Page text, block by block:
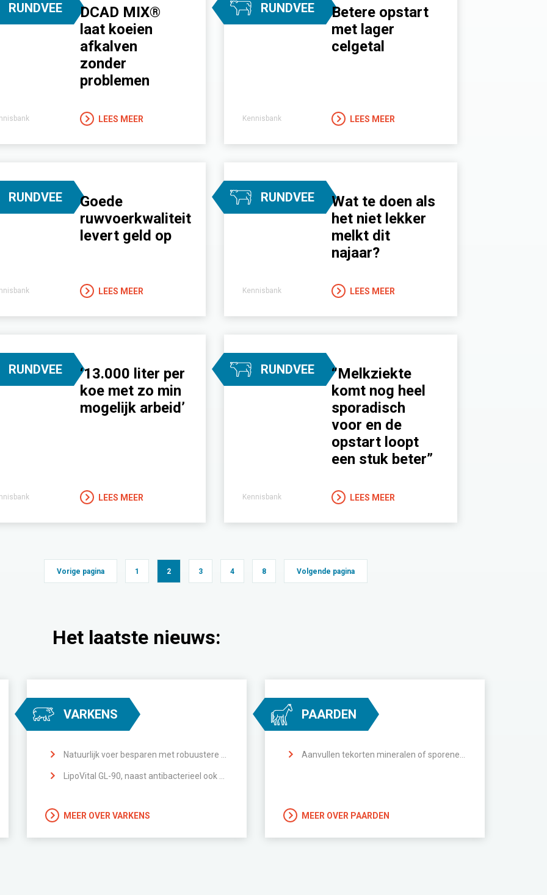
RUNDVEE
DCAD MIX®
laat koeien
afkalven
zonder
problemen
LEES MEER
RUNDVEE
Kennisbank
Betere opstart
met lager
celgetal
LEES MEER
RUNDVEE
Goede
ruwvoerkwaliteit
levert geld op
LEES MEER
RUNDVEE
Kennisbank
Wat te doen als
het niet lekker
melkt dit
najaar?
LEES MEER
RUNDVEE
‘13.000 liter per
koe met zo min
mogelijk arbeid’
LEES MEER
RUNDVEE
Kennisbank
“Melkziekte
komt nog heel
sporadisch
voor en de
opstart loopt
een stuk beter”
LEES MEER
Vorige pagina 1 2 3 4 8 Volgende pagina
Het laatste nieuws:
VARKENS
Natuurlijk voer besparen met robuustere darmen
LipoVital GL-90, naast antibacterieel ook ontstekingsremmende effecten
MEER OVER VARKENS
PAARDEN
Aanvullen tekorten mineralen of sporenelementen
MEER OVER PAARDEN